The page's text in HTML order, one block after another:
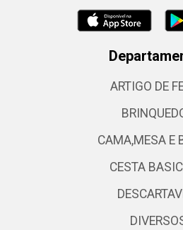
ARTIGO DE
CAMA,MESA E
CESTA